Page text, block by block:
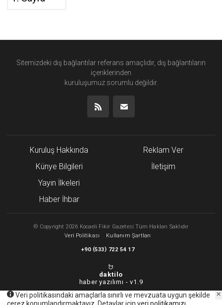
Sitemizdeki dış bağlantılar referans amaçlıdır, dış bağlantıların
içeriklerinden
kuruluşumuz sorumlu değildir.
Kuruluş Hakkında
Künye Bilgileri
Yayın İlkeleri
Haber İhbar
Reklam Ver
İletişim
© Copyright 2026 Kocaeli Fikir Gazetesi Tüm Hakları Saklıdır
Veri Politikası
Kullanım Şartları
+90 (533) 722 54 17
daktilo
haber yazılımı -v1.9
Veri politikasındaki amaçlarla sınırlı ve mevzuata uygun şekilde